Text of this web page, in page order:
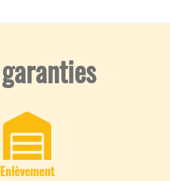
Enlèvement